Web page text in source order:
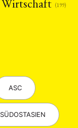
Wirtschaft (199)
ASC
SÜDOSTASIEN